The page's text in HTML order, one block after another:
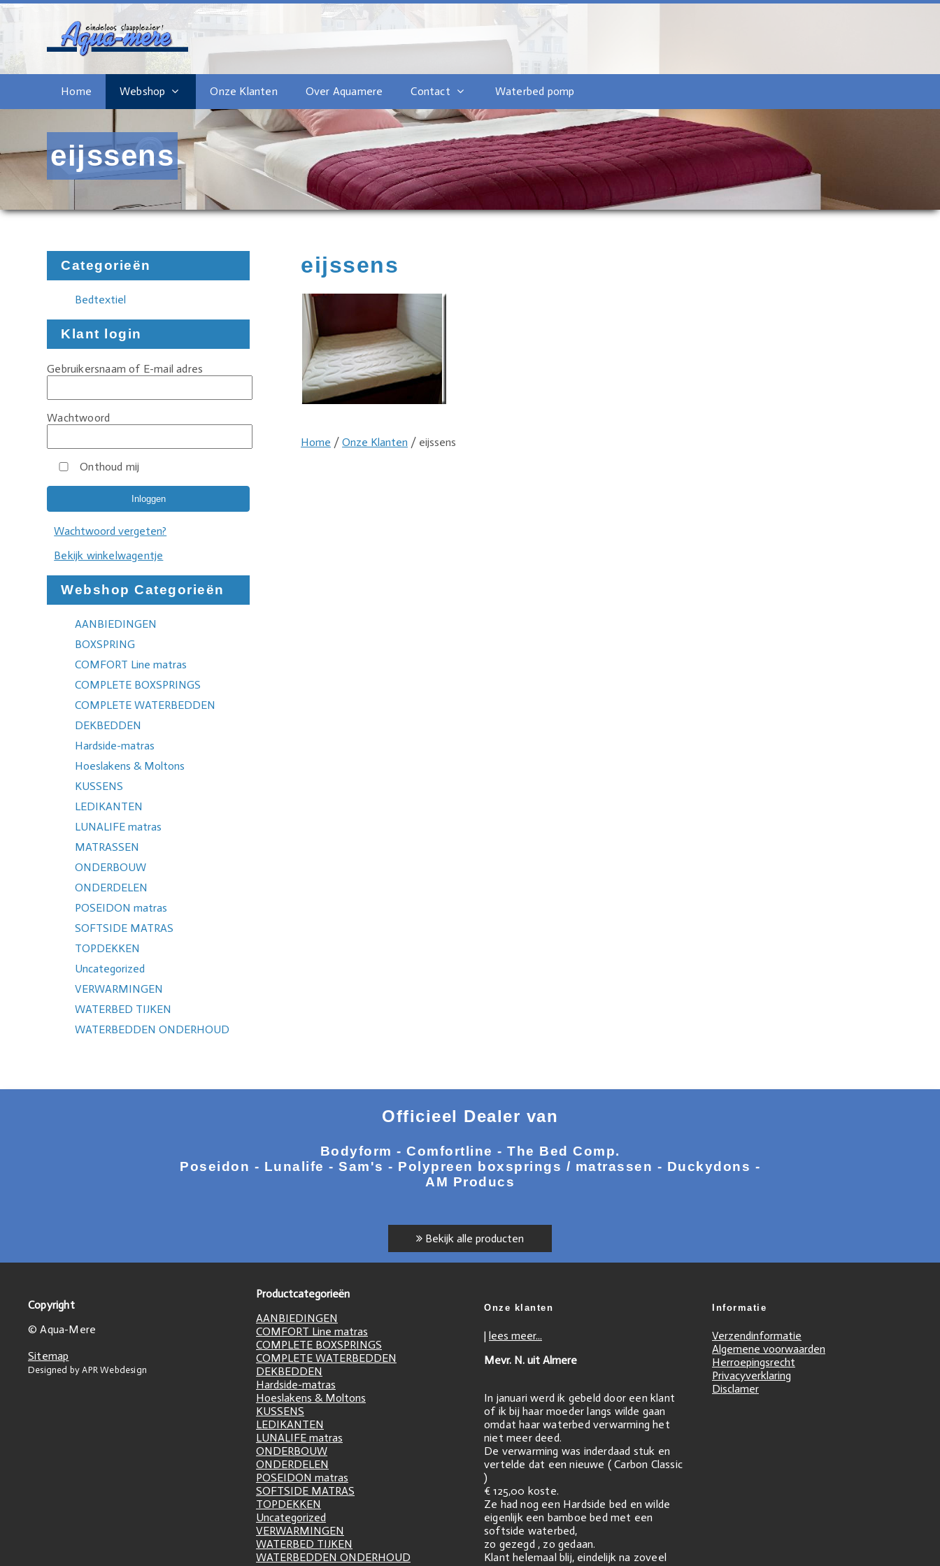
Home Webshop Onze Klanten Over Aquamere Contact Waterbed pomp
eijssens
Categorieën
Bedtextiel
Klant login
Gebruikersnaam of E-mail adres
Wachtwoord
Onthoud mij
Wachtwoord vergeten?
Bekijk winkelwagentje
Webshop Categorieën
AANBIEDINGEN
BOXSPRING
COMFORT Line matras
COMPLETE BOXSPRINGS
COMPLETE WATERBEDDEN
DEKBEDDEN
Hardside-matras
Hoeslakens & Moltons
KUSSENS
LEDIKANTEN
LUNALIFE matras
MATRASSEN
ONDERBOUW
ONDERDELEN
POSEIDON matras
SOFTSIDE MATRAS
TOPDEKKEN
Uncategorized
VERWARMINGEN
WATERBED TIJKEN
WATERBEDDEN ONDERHOUD
eijssens
Home /Onze Klanten / eijssens
Officieel Dealer van
Bodyform - Comfortline - The Bed Comp.
Poseidon - Lunalife - Sam's - Polypreen boxsprings / matrassen - Duckydons -
AM Producs
Bekijk alle producten
Copyright
© Aqua-Mere
Sitemap
Designed by APR Webdesign
Productcategorieën
AANBIEDINGEN
COMFORT Line matras
COMPLETE BOXSPRINGS
COMPLETE WATERBEDDEN
DEKBEDDEN
Hardside-matras
Hoeslakens & Moltons
KUSSENS
LEDIKANTEN
LUNALIFE matras
ONDERBOUW
ONDERDELEN
POSEIDON matras
SOFTSIDE MATRAS
TOPDEKKEN
Uncategorized
VERWARMINGEN
WATERBED TIJKEN
WATERBEDDEN ONDERHOUD
Onze klanten
| lees meer...
Mevr. N. uit Almere
In januari werd ik gebeld door een klant
of ik bij haar moeder langs wilde gaan
omdat haar waterbed verwarming het
niet meer deed.
De verwarming was inderdaad stuk en
vertelde dat een nieuwe ( Carbon Classic
)
€ 125,00 koste.
Ze had nog een Hardside bed en wilde
eigenlijk een bamboe bed met een
softside waterbed,
zo gezegd , zo gedaan.
Klant helemaal blij, eindelijk na zoveel
Informatie
Verzendinformatie
Algemene voorwaarden
Herroepingsrecht
Privacyverklaring
Disclamer